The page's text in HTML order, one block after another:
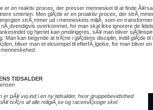
er en reaktiv proces, der presser mennesket til at finde
smerten. Men glÃ¦de er en proaktiv proces, der
strÃ¸mmer ud i menneskets miljÃ¸ som en
overkommet, for man skal ikke ignorere de
og hjertet kan omdirigeres, sÃ¥ man bliver
Man kan begynde at trÃ¦ne i glÃ¦dens disciplin, indtil glÃ¦de
bliver man et eksempel til efterfÃ¸lgelse, for man bliver
TIDSALDER
er pÃ¥ vej ind i en ny tidsalder, hvor gruppebevidsthed
tvÃ¦rs af alle religiÃ¸se og racemÃ¦ssige skel.